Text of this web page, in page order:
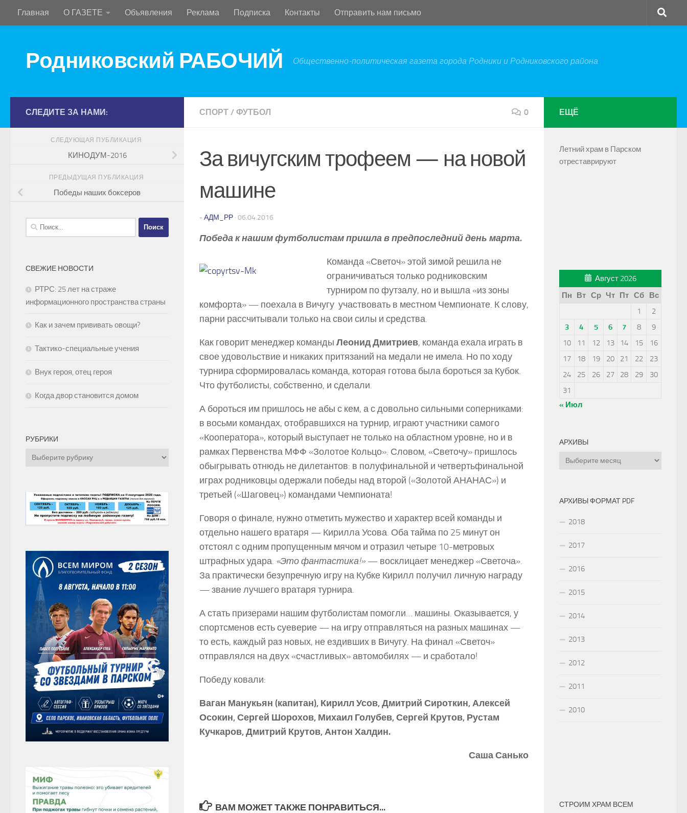
Перейти к содержимому
Главная О ГАЗЕТЕ Объявления Реклама Подписка Контакты Отправить нам письмо
Родниковский РАБОЧИЙ Общественно-политическая газета города Родники и Родниковского района
СПОРТ / ФУТБОЛ 0
За вичугским трофеем — на новой
машине
- АДМ_РР · 06.04.2016
Победа к нашим футболистам пришла в предпоследний день марта.
Команда «Светоч» этой зимой решила не
ограничиваться только родниковским
турниром по футзалу, но и вышла «из зоны
комфорта» — поехала в Вичугу участвовать в местном Чемпионате. К слову,
парни рассчитывали только на свои силы и средства.
Как говорит менеджер команды Леонид Дмитриев, команда ехала играть в
свое удовольствие и никаких притязаний на медали не имела. Но по ходу
турнира сформировалась команда, которая готова была бороться за Кубок.
Что футболисты, собственно, и сделали.
А бороться им пришлось не абы с кем, а с довольно сильными соперниками:
в восьми командах, отобравшихся на турнир, играют участники самого
«Кооператора», который выступает не только на областном уровне, но и в
рамках Первенства МФФ «Золотое Кольцо». Словом, «Светочу» пришлось
обыгрывать отнюдь не дилетантов: в полуфинальной и четвертьфинальной
играх родниковцы одержали победы над второй («Золотой АНАНАС») и
третьей («Шаговец») командами Чемпионата!
Говоря о финале, нужно отметить мужество и характер всей команды и
отдельно нашего вратаря — Кирилла Усова. Оба тайма по 25 минут он
отстоял с одним пропущенным мячом и отразил четыре 10-метровых
штрафных удара. «Это фантастика!» — восклицает менеджер «Светоча».
За практически безупречную игру на Кубке Кирилл получил личную награду
— звание лучшего вратаря турнира.
А стать призерами нашим футболистам помогли… машины. Оказывается, у
спортсменов есть суеверие — на игру отправляться на разных машинах —
то есть, каждый раз новых, не ездивших в Вичугу. На финал «Светоч»
отправлялся на двух «счастливых» автомобилях — и сработало!
Победу ковали:
Ваган Манукьян (капитан), Кирилл Усов, Дмитрий Сироткин, Алексей
Осокин, Сергей Шорохов, Михаил Голубев, Сергей Крутов, Рустам
Кучкаров, Дмитрий Крутов, Антон Халдин.
Саша Санько
ВАМ МОЖЕТ ТАКЖЕ ПОНРАВИТЬСЯ...
СЛЕДИТЕ ЗА НАМИ:
СЛЕДУЮЩАЯ ПУБЛИКАЦИЯ
КИНОДУМ-2016
ПРЕДЫДУЩАЯ ПУБЛИКАЦИЯ
Победы наших боксеров
Найти:
СВЕЖИЕ НОВОСТИ
РТРС: 25 лет на страже
информационного пространства страны
Как и зачем прививать овощи?
Тактико-специальные учения
Внук героя, отец героя
Когда двор становится домом
РУБРИКИ
Рубрики
ЕЩЁ
Летний храм в Парском
отреставрируют
Август 2026
Пн
Вт Ср Чт Пт Сб
Вс
1
2
3
4 5 6 7 8
9
10
11 12 13 14 15
16
17
18 19 20 21 22
23
24
25 26 27 28 29
30
31
« Июл
АРХИВЫ
Архивы
АРХИВЫ ФОРМАТ PDF
2018
2017
2016
2015
2014
2013
2012
2011
2010
СТРОИМ ХРАМ ВСЕМ